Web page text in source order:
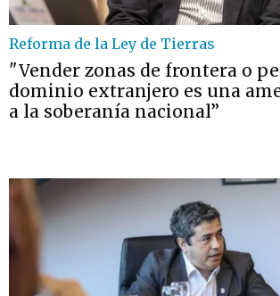
Reforma de la Ley de Tierras
"Vender zonas de frontera o
dominio extranjero es una
a la soberanía nacional”